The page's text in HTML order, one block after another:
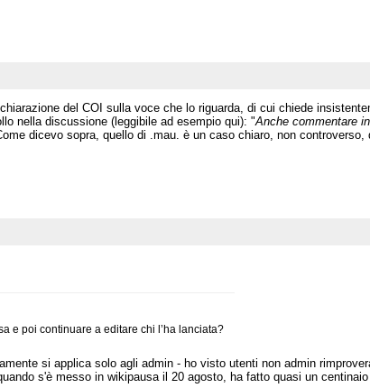
del COI sulla voce che lo riguarda, di cui chiede
nella discussione (leggibile ad esempio qui): "Anche commentare
dicevo sopra, quello di .mau. è un caso chiaro, non controverso,
e poi continuare a editare chi l’ha lanciata?
si applica solo agli admin - ho visto utenti non admin
s'è messo in wikipausa il 20 agosto, ha fatto quasi un